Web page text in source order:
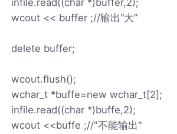
wcout << buffer ;//输出“大”
delete buffer;
wcout.flush();
wchar_t *buffe=new wchar_t[2];
infile.read((char *)buffe,2);
wcout <<buffe ;//"不能输出"